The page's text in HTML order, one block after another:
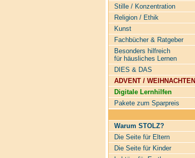
Stille / Konzentration
Religion / Ethik
Kunst
Fachbücher & Ratgeber
Besonders hilfreich
für häusliches Lernen
DIES & DAS
ADVENT / WEIHNACHTEN
Digitale Lernhilfen
Pakete zum Sparpreis
Warum STOLZ?
Die Seite für Eltern
Die Seite für Kinder